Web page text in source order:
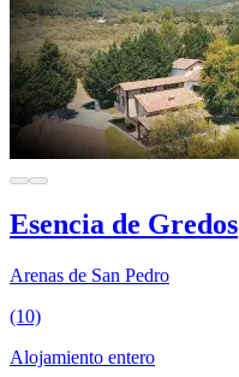
Esencia de Gredos
Arenas de San Pedro
(10)
Alojamiento entero